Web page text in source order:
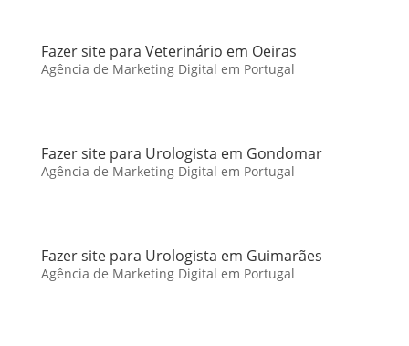
Fazer site para Veterinário em Oeiras
Agência de Marketing Digital em Portugal
Fazer site para Urologista em Gondomar
Agência de Marketing Digital em Portugal
Fazer site para Urologista em Guimarães
Agência de Marketing Digital em Portugal